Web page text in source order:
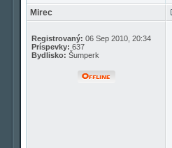
Mirec
Registrovaný: 06 Sep 2010, 20:34
Príspevky: 637
Bydlisko: Šumperk